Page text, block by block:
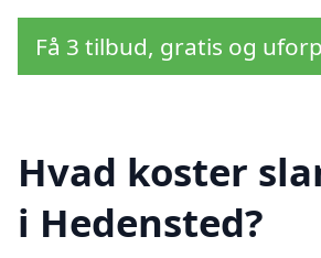
Få 3 tilbud, gratis og
Hvad koster
i Hedensted?